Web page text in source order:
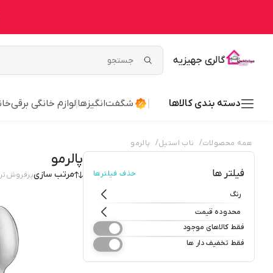
گالری جهیزیه
دسته بندی کالاها شگفت‌انگیزها لوازم خانگی برقی
همه محصولات/ ناب استیل/ پالرمو
فیلتر ها حذف فیلترها
رنگ
محدوده قیمت
فقط کالاهای موجود
فقط تخفیف دار ها
پالرمو
مرتب سازی